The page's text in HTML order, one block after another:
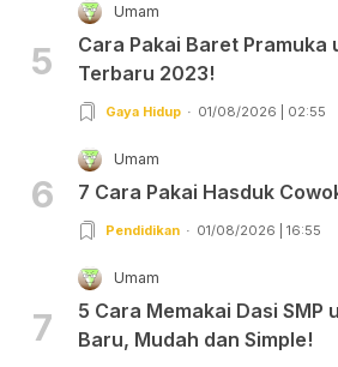
5
Umam
Cara Pakai Baret Pramuka
Terbaru 2023!
Gaya Hidup 01/08/2026 | 02:55
6
Umam
7 Cara Pakai Hasduk
Pendidikan 01/08/2026 | 16:55
7
Umam
5 Cara Memakai Dasi SMP
Baru, Mudah dan Simple!